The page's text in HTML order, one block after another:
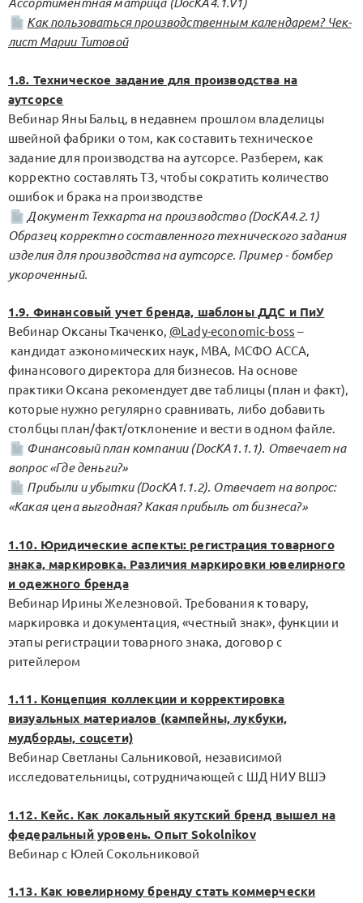
Ассортиментная матрица (DocKA4.1.V1)
Как пользоваться производственным календарем? Чек-
лист Марии Титовой
1.8. Техническое задание для производства на
аутсорсе
Вебинар Яны Бальц, в недавнем прошлом владелицы
швейной фабрики о том, как составить техническое
задание для производства на аутсорсе. Разберем, как
корректно составлять ТЗ, чтобы сократить количество
ошибок и брака на производстве
Документ Техкарта на производство (DocKA4.2.1)
Образец корректно составленного технического задания
изделия для производства на аутсорсе. Пример - бомбер
укороченный.
1.9. Финансовый учет бренда, шаблоны ДДС и ПиУ
Вебинар Оксаны Ткаченко, @Lady-economic-boss –
кандидат аэкономических наук, МВА, МСФО АССА,
финансового директора для бизнесов. На основе
практики Оксана рекомендует две таблицы (план и факт),
которые нужно регулярно сравнивать, либо добавить
столбцы план/факт/отклонение и вести в одном файле.
Финансовый план компании (DocKA1.1.1). Отвечает на
вопрос «Где деньги?»
Прибыли и убытки (DocKA1.1.2). Отвечает на вопрос:
«Какая цена выгодная? Какая прибыль от бизнеса?»
1.10. Юридические аспекты: регистрация товарного
знака, маркировка. Различия маркировки ювелирного
и одежного бренда
Вебинар Ирины Железновой. Требования к товару,
маркировка и документация, «честный знак», функции и
этапы регистрации товарного знака, договор с
ритейлером
1.11. Концепция коллекции и корректировка
визуальных материалов (кампейны, лукбуки,
мудборды, соцсети)
Вебинар Светланы Сальниковой, независимой
исследовательницы, сотрудничающей с ШД НИУ ВШЭ
1.12. Кейс. Как локальный якутский бренд вышел на
федеральный уровень. Опыт Sokolnikov
Вебинар с Юлей Сокольниковой
1.13. Как ювелирному бренду стать коммерчески